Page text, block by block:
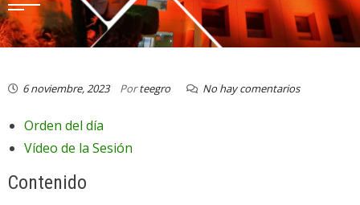
6 noviembre, 2023 Porteegro No hay comentarios
Orden del día
Vídeo de la Sesión
Contenido